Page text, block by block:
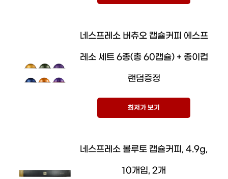
네스프레소 버츄오 캡슐커피 에스프
레소 세트 6종(총 60캡슐) + 종이컵
랜덤증정
최저가 보기
네스프레소 볼루토 캡슐커피, 4.9g,
10개입, 2개